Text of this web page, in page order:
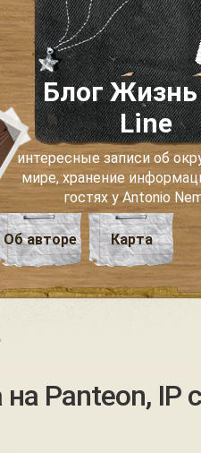
Блог Жизнь
Line
интересные записи об
мире, хранение
гостях у Antonio
Об авторе Карта
на Panteon, IP